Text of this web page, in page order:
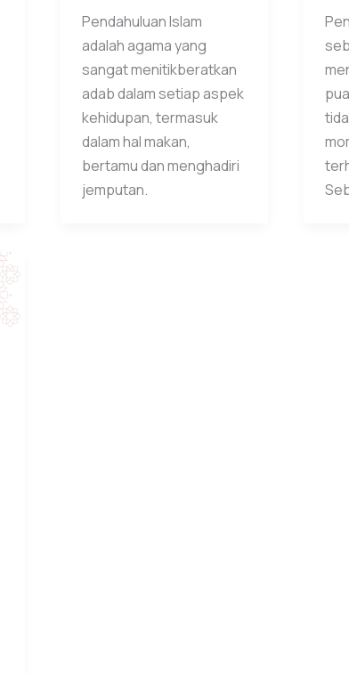
Pendahuluan Islam
adalah agama yang
sangat menitikberatkan
adab dalam setiap aspek
kehidupan, termasuk
dalam hal makan,
bertamu dan menghadiri
jemputan.